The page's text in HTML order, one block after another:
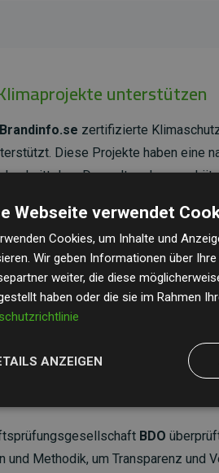
unterstützen
Brandinfo.se zertifizierte
Diese Projekte haben eine
dem Doppelten der
durch
Klimawirkung und Transparenz.
Sie hier.
BDO
und Methodik, um Transparenz und
Webseite verwendet
Cookies, um Inhalte und
Wir geben Informationen über
weiter, die diese
haben oder die sie im Rahmen
ANZEIGEN